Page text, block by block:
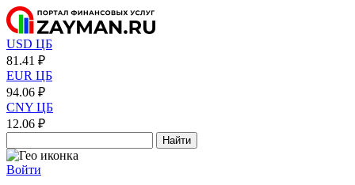
USD ЦБ
81.41 ₽
EUR ЦБ
94.06 ₽
CNY ЦБ
12.06 ₽
Найти
Войти